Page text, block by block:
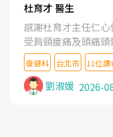
杜育才 醫生
感謝杜育才主任仁
受肩頸痠痛及頭痛
檢查,也嘗試過西醫
沒有用,後來連吃到
症狀,沒多久就痛起
台灣親友介紹忠孝
復健科 台北市 11位讀
劉淑媛 2026-